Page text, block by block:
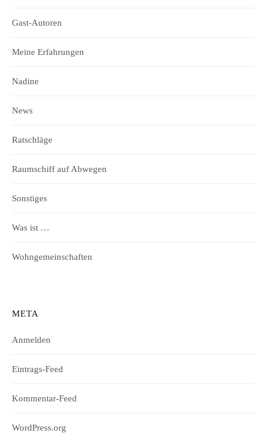
Gast-Autoren
Meine Erfahrungen
Nadine
News
Ratschläge
Raumschiff auf Abwegen
Sonstiges
Was ist …
Wohngemeinschaften
META
Anmelden
Eintrags-Feed
Kommentar-Feed
WordPress.org